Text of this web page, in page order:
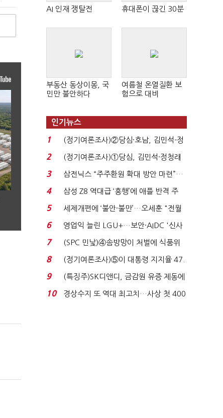
AI 인재 쟁탈전 휴대폰이 끊긴 30분
부동산 동상이몽, 국
민만 불안하다
여름철 온열질환 보
험으로 대비
인기뉴스
1
(정기여론조사)②당심·호남, 김민석-정
청래 '초접전'...
2
(정기여론조사)①당심, 김민석·정청래
'초접전'…대통령 ...
3
삼전닉스 “주주환원 확대 방안 마련”…
로이터에 성명...
4
삼성 Z8 역대급 ‘흥행’에 애플 반격 주
목…9월 ‘폴...
5
세제개편에 ‘불안·불만’…오세훈 "전월
세 구하기 더 ...
6
영업익 늘린 LGU+…보안·AIDC '신사
업 드라이브'...
7
(SPC 민낯)④솜방망이 처벌에 식품위
생법 위반 반복...
8
(정기여론조사)⑤이 대통령 지지율 47.
7%…일주일 만에 ...
9
(특징주)SK디앤디, 금감원 유증 제동에
장 초반 상한가...
10
경상수지 또 역대 최고치…사상 첫 400